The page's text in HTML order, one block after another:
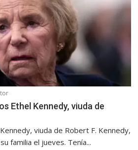
Ethel Kennedy, viuda de
viuda de Robert F. Kennedy,
familia el jueves. Tenía...